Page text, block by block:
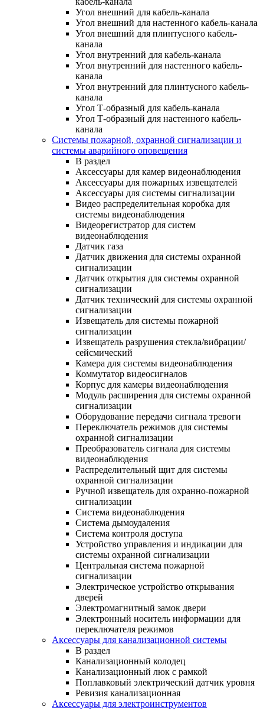
Угол внешний для кабель-канала
Угол внешний для настенного кабель-канала
Угол внешний для плинтусного кабель-
канала
Угол внутренний для кабель-канала
Угол внутренний для настенного кабель-
канала
Угол внутренний для плинтусного кабель-
канала
Угол Т-образный для кабель-канала
Угол Т-образный для настенного кабель-
канала
Системы пожарной, охранной сигнализации и
системы аварийного оповещения
В раздел
Аксессуары для камер видеонаблюдения
Аксессуары для пожарных извещателей
Аксессуары для системы сигнализации
Видео распределительная коробка для
системы видеонаблюдения
Видеорегистратор для систем
видеонаблюдения
Датчик газа
Датчик движения для системы охранной
сигнализации
Датчик открытия для системы охранной
сигнализации
Датчик технический для системы охранной
сигнализации
Извещатель для системы пожарной
сигнализации
Извещатель разрушения стекла/вибрации/
сейсмический
Камера для системы видеонаблюдения
Коммутатор видеосигналов
Корпус для камеры видеонаблюдения
Модуль расширения для системы охранной
сигнализации
Оборудование передачи сигнала тревоги
Переключатель режимов для системы
охранной сигнализации
Преобразователь сигнала для системы
видеонаблюдения
Распределительный щит для системы
охранной сигнализации
Ручной извещатель для охранно-пожарной
сигнализации
Система видеонаблюдения
Система дымоудаления
Система контроля доступа
Устройство управления и индикации для
системы охранной сигнализации
Центральная система пожарной
сигнализации
Электрическое устройство открывания
дверей
Электромагнитный замок двери
Электронный носитель информации для
переключателя режимов
Аксессуары для канализационной системы
В раздел
Канализационный колодец
Канализационный люк с рамкой
Поплавковый электрический датчик уровня
Ревизия канализационная
Аксессуары для электроинструментов